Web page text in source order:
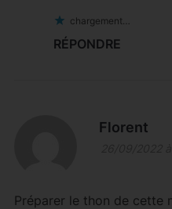
chargement…
RÉPONDRE
Florent
Préparer le thon de cette